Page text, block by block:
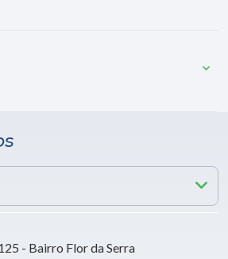
- Bairro Flor da Serra